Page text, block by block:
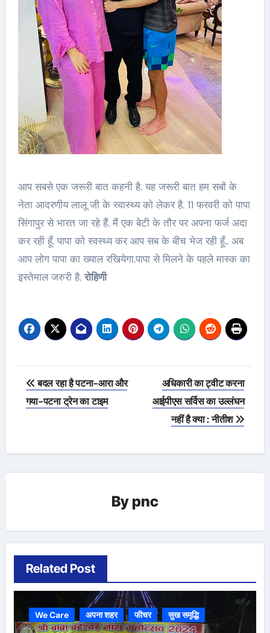
आप सबसे एक जरूरी बात कहनी है. यह जरूरी बात हम सबों के
नेता आदरणीय लालू जी के स्वास्थ्य को लेकर है. 11 फरवरी को पापा
सिंगापुर से भारत जा रहे हैं. मैं एक बेटी के तौर पर अपना फर्ज अदा
कर रही हूँ. पापा को स्वस्थ्य कर आप सब के बीच भेज रही हूँ.. अब
आप लोग पापा का ख्याल रखियेगा.पापा से मिलने के पहले मास्क का
इस्तेमाल जरुरी है.रोहिणी
Post
navigation
बदल रहा है पटना-आरा और
गया-पटना ट्रेन का टाइम
अधिकारी का ट्वीट करना
आईपीएस सर्विस का उल्लंघन
नहीं है क्या : नीतीश
By pnc
Related Post
We Care अपना शहर फीचर सुख समृद्धि